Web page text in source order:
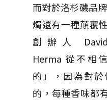
而對於洛杉磯品
燭還有一種顛覆
創辦人
Herma 從不相
的」，因為對
的， 每種香味都